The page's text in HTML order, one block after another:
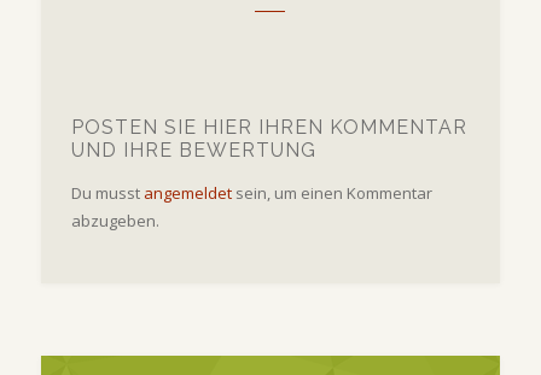
POSTEN SIE HIER IHREN KOMMENTAR
UND IHRE BEWERTUNG
Du musst angemeldetsein, um einen Kommentar
abzugeben.